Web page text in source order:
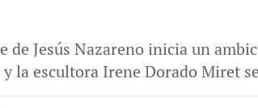
de Jesús Nazareno inicia un
la escultora Irene Dorado Miret